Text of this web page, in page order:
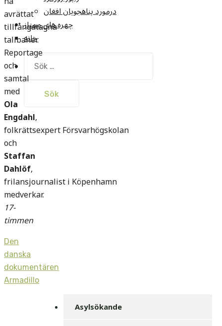
درمورد پناهجويان افغان
چهره های ممتاز
خانه
Sök
efter:
avrättat
tillfångatagna
talibaner.
Reportage
och
samtal
med
Ola
Engdahl,
folkrättsexpert Försvarhögskolan
och
Staffan
Dahlöf,
frilansjournalist i Köpenhamn
medverkar.
17-
timmen
Den
danska
dokumentären
Armadillo
Asylsökande